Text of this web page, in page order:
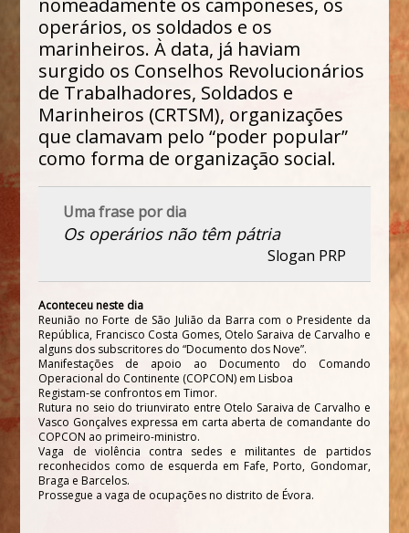
operários, os soldados e os
marinheiros. À data, já haviam
surgido os Conselhos Revolucionários
de Trabalhadores, Soldados e
Marinheiros (CRTSM), organizações
que clamavam pelo “poder popular”
como forma de organização social.
Uma frase por dia
Os operários não têm pátria
Slogan PRP
Aconteceu neste dia
Reunião no Forte de São Julião da Barra com o Presidente da
República, Francisco Costa Gomes, Otelo Saraiva de Carvalho e
alguns dos subscritores do “Documento dos Nove”.
Manifestações de apoio ao Documento do Comando
Operacional do Continente (COPCON) em Lisboa
Registam-se confrontos em Timor.
Rutura no seio do triunvirato entre Otelo Saraiva de Carvalho e
Vasco Gonçalves expressa em carta aberta de comandante do
COPCON ao primeiro-ministro.
Vaga de violência contra sedes e militantes de partidos
reconhecidos como de esquerda em Fafe, Porto, Gondomar,
Braga e Barcelos.
Prossegue a vaga de ocupações no distrito de Évora.